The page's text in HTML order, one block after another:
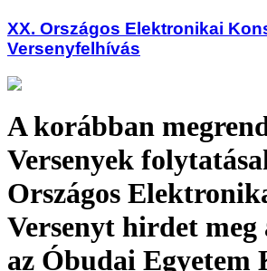
XX. Országos Elektronikai
Versenyfelhívás
A korábban
Versenyek
Országos
Versenyt hirdet meg
az Óbudai Egyetem